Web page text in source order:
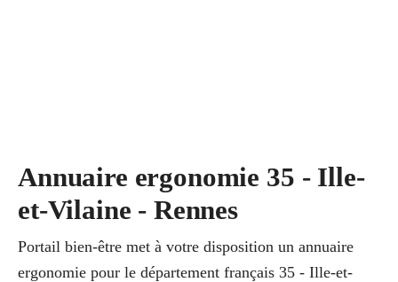
Annuaire ergonomie 35 - Ille-
et-Vilaine - Rennes
Portail bien-être met à votre disposition un annuaire
ergonomie pour le département français 35 - Ille-et-